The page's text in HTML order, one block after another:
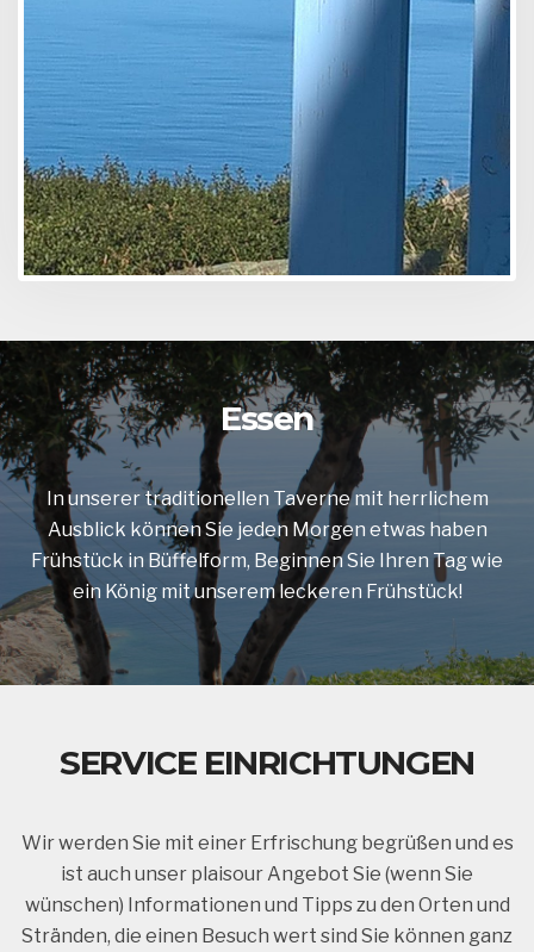
Essen
In unserer traditionellen Taverne mit herrlichem
Ausblick können Sie jeden Morgen etwas haben
Frühstück in Büffelform, Beginnen Sie Ihren Tag wie
ein König mit unserem leckeren Frühstück!
SERVICE EINRICHTUNGEN
Wir werden Sie mit einer Erfrischung begrüßen und es
ist auch unser plaisour Angebot Sie (wenn Sie
wünschen) Informationen und Tipps zu den Orten und
Stränden, die einen Besuch wert sind Sie können ganz